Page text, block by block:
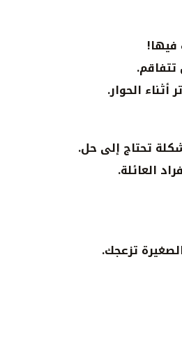
الحوار.
تحتاج إلى حل.
العائلة.
تزعجك.